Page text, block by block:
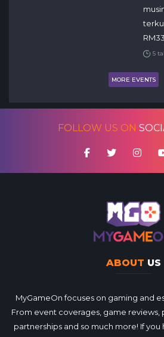
5
MORE EVENTS
FOLLOW US ON
ABOUT US
MyGameOn focuses on gaming and
From event coverages, game reviews,
partnerships and so much more! If